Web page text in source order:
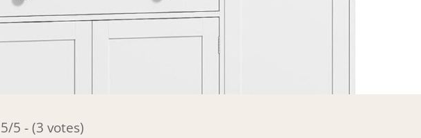
5/5 - (3 votes)